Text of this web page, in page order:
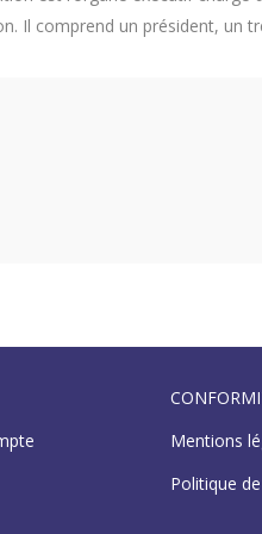
Il comprend un président, un
Mentions
Politique